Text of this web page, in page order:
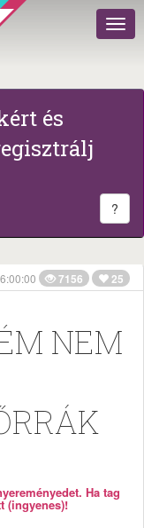
és
?
7156 25
NEM
Ha tag
(ingyenes)!